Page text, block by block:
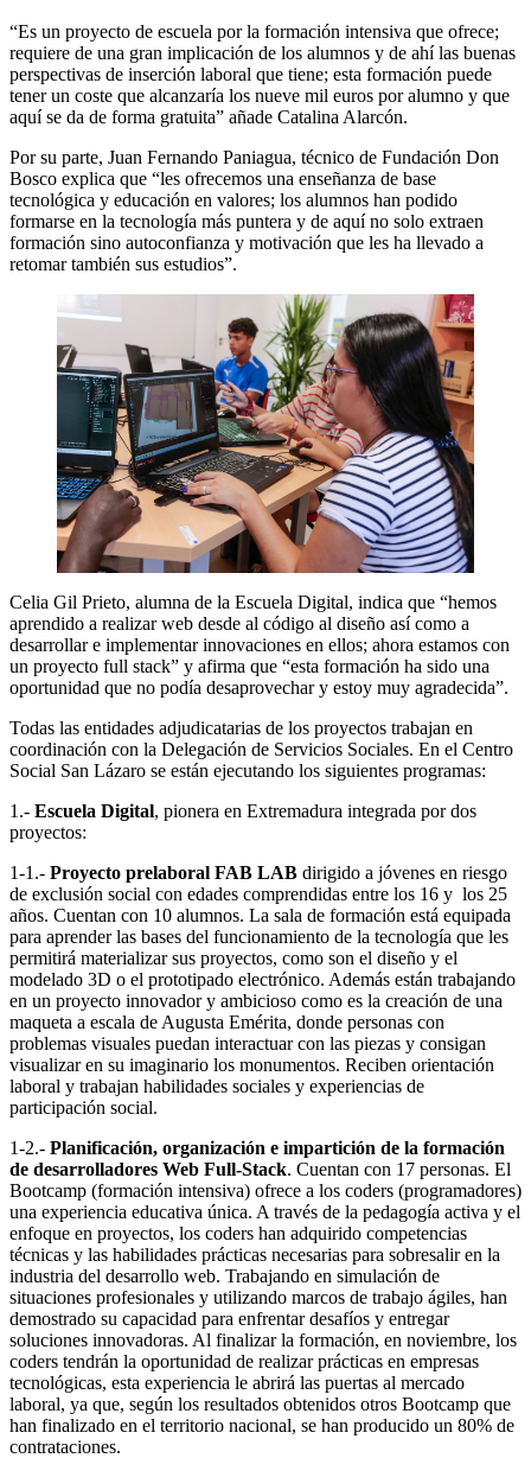
“Es un proyecto de escuela por la formación intensiva que ofrece;
requiere de una gran implicación de los alumnos y de ahí las buenas
perspectivas de inserción laboral que tiene; esta formación puede
tener un coste que alcanzaría los nueve mil euros por alumno y que
aquí se da de forma gratuita” añade Catalina Alarcón.
Por su parte, Juan Fernando Paniagua, técnico de Fundación Don
Bosco explica que “les ofrecemos una enseñanza de base
tecnológica y educación en valores; los alumnos han podido
formarse en la tecnología más puntera y de aquí no solo extraen
formación sino autoconfianza y motivación que les ha llevado a
retomar también sus estudios”.
Celia Gil Prieto, alumna de la Escuela Digital, indica que “hemos
aprendido a realizar web desde al código al diseño así como a
desarrollar e implementar innovaciones en ellos; ahora estamos con
un proyecto full stack” y afirma que “esta formación ha sido una
oportunidad que no podía desaprovechar y estoy muy agradecida”.
Todas las entidades adjudicatarias de los proyectos trabajan en
coordinación con la Delegación de Servicios Sociales. En el Centro
Social San Lázaro se están ejecutando los siguientes programas:
1.- Escuela Digital, pionera en Extremadura integrada por dos
proyectos:
1-1.- Proyecto prelaboral FAB LAB dirigido a jóvenes en riesgo
de exclusión social con edades comprendidas entre los 16 y los 25
años. Cuentan con 10 alumnos. La sala de formación está equipada
para aprender las bases del funcionamiento de la tecnología que les
permitirá materializar sus proyectos, como son el diseño y el
modelado 3D o el prototipado electrónico. Además están trabajando
en un proyecto innovador y ambicioso como es la creación de una
maqueta a escala de Augusta Emérita, donde personas con
problemas visuales puedan interactuar con las piezas y consigan
visualizar en su imaginario los monumentos. Reciben orientación
laboral y trabajan habilidades sociales y experiencias de
participación social.
1-2.- Planificación, organización e impartición de la formación
de desarrolladores Web Full-Stack. Cuentan con 17 personas. El
Bootcamp (formación intensiva) ofrece a los coders (programadores)
una experiencia educativa única. A través de la pedagogía activa y el
enfoque en proyectos, los coders han adquirido competencias
técnicas y las habilidades prácticas necesarias para sobresalir en la
industria del desarrollo web. Trabajando en simulación de
situaciones profesionales y utilizando marcos de trabajo ágiles, han
demostrado su capacidad para enfrentar desafíos y entregar
soluciones innovadoras. Al finalizar la formación, en noviembre, los
coders tendrán la oportunidad de realizar prácticas en empresas
tecnológicas, esta experiencia le abrirá las puertas al mercado
laboral, ya que, según los resultados obtenidos otros Bootcamp que
han finalizado en el territorio nacional, se han producido un 80% de
contrataciones.